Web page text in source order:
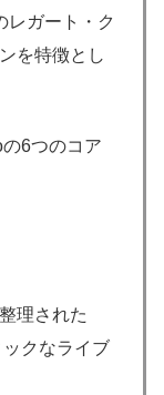
レガート・ク
を特徴とし
6つのコア
理された
クなライブ